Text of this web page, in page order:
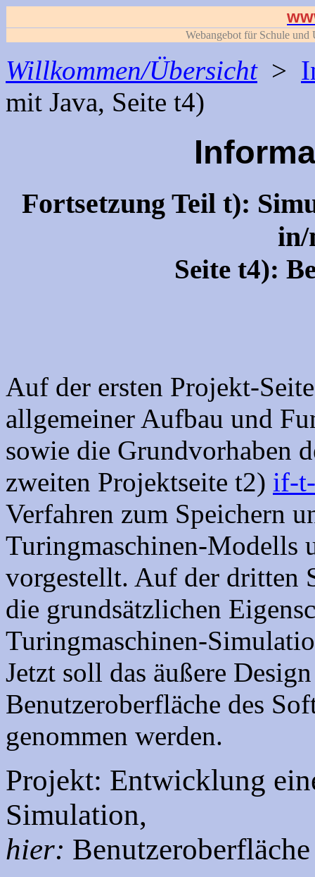
Webangebot für Schule
Willkommen/Übersicht>
mit Java, Seite t4)
Fortsetzung Teil t):
in/
Seite t4):
Auf der ersten Projekt-
allgemeiner Aufbau und
sowie die Grundvorhaben
zweiten Projektseite t2) if-
Verfahren zum Speichern
Turingmaschinen-Modells
vorgestellt. Auf der dritten
die grundsätzlichen
Turingmaschinen-
Jetzt soll das äußere
Benutzeroberfläche des
genommen werden.
Projekt: Entwicklung
Simulation,
hier: